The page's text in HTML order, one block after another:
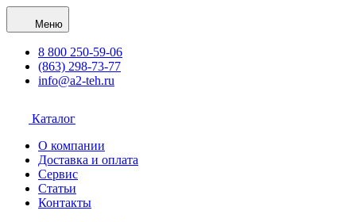
Меню
8 800 250-59-06
(863) 298-73-77
info@a2-teh.ru
Каталог
О компании
Доставка и оплата
Сервис
Статьи
Контакты